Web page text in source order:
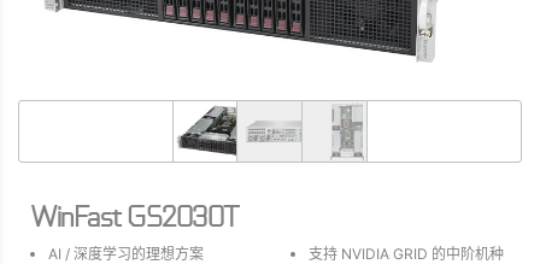
WinFast GS2030T
AI / 深度学习的理想方案
⽀持 NVIDIA GRID 的中阶机种